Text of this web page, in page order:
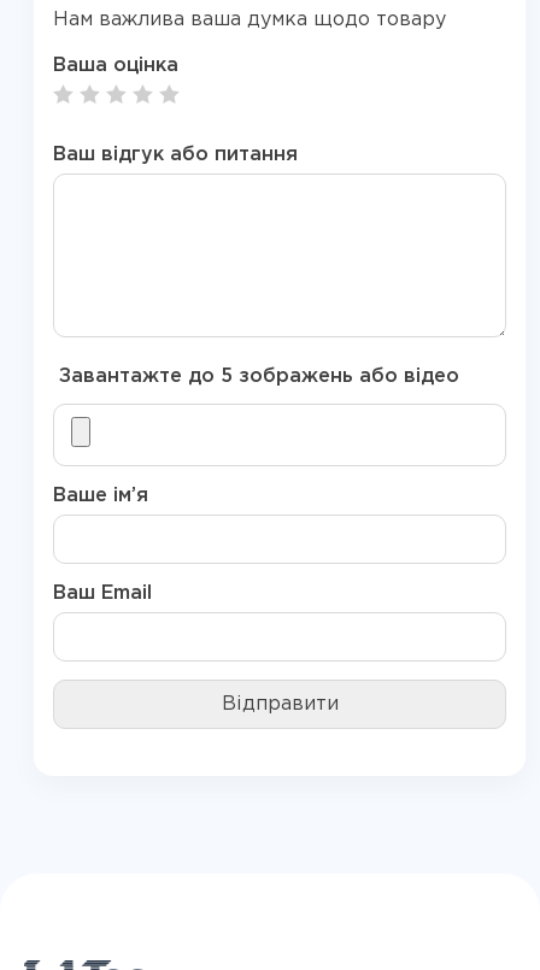
Нам важлива ваша думка щодо товару
Ваша оцінка
Ваш відгук або питання
Завантажте до 5 зображень або відео
Ваше ім’я
Ваш Email